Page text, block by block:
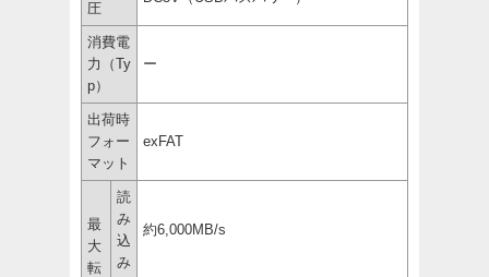
圧
消費電
力（Ty
p）
ー
出荷時
フォー
マット
exFAT
最
大
転
読
み
込
み
約6,000MB/s